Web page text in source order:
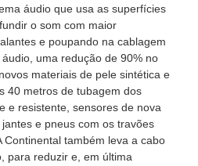
áudio que usa as superfícies
o som com maior
e poupando na cablagem
uma redução de 90% no
materiais de pele sintética e
40 metros de tubagem dos
e resistente, sensores de nova
e pneus com os travões
Continental também leva a cabo
para reduzir e, em última